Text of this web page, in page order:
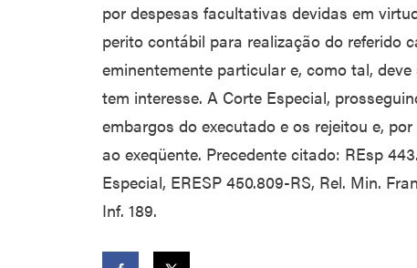
por despesas facultativas devidas em
perito contábil para realização do referido
eminentemente particular e, como tal,
tem interesse. A Corte Especial,
embargos do executado e os rejeitou e,
ao exeqüente. Precedente citado: REsp
Especial, ERESP 450.809-RS, Rel. Min.
Inf. 189.